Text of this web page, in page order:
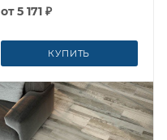
от5 171 ₽
КУПИТЬ